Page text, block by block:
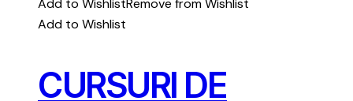
Add to WishlistRemove from Wishlist
Add to Wishlist
CURSURI DE